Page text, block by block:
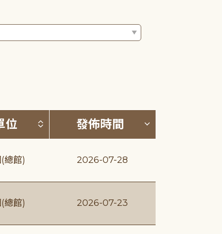
降冪)
位 按發布單位排序 (升降冪)
發佈時間 按發佈時間
總館) 2026-07-28
總館) 2026-07-23